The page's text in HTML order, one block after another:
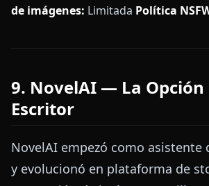
de imágenes: Limitada Política
9. NovelAI — La Opción
Escritor
NovelAI empezó como asistente
y evolucionó en plataforma de